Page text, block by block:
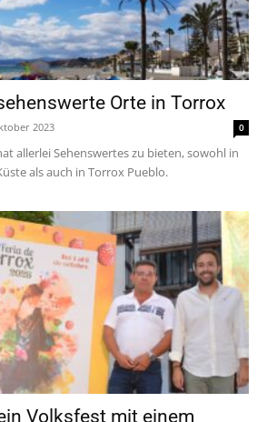
Orte in Torrox
2023 0
allerlei Sehenswertes zu bieten, sowohl in
als auch in Torrox Pueblo.
Volksfest mit einem